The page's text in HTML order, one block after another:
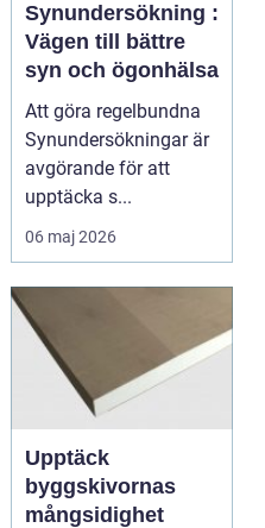
Synundersökning :
Vägen till bättre
syn och ögonhälsa
Att göra regelbundna
Synundersökningar är
avgörande för att
upptäcka s...
06 maj 2026
Upptäck
byggskivornas
mångsidighet